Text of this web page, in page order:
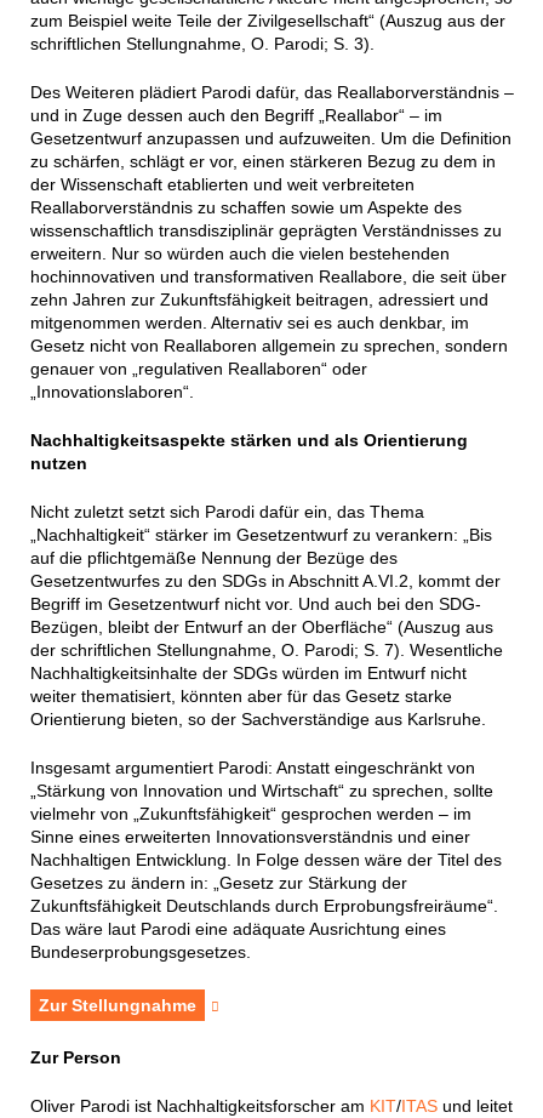
zum Beispiel weite Teile der Zivilgesellschaft“ (Auszug aus der
schriftlichen Stellungnahme, O. Parodi; S. 3).
Des Weiteren plädiert Parodi dafür, das Reallaborverständnis –
und in Zuge dessen auch den Begriff „Reallabor“ – im
Gesetzentwurf anzupassen und aufzuweiten. Um die Definition
zu schärfen, schlägt er vor, einen stärkeren Bezug zu dem in
der Wissenschaft etablierten und weit verbreiteten
Reallaborverständnis zu schaffen sowie um Aspekte des
wissenschaftlich transdisziplinär geprägten Verständnisses zu
erweitern. Nur so würden auch die vielen bestehenden
hochinnovativen und transformativen Reallabore, die seit über
zehn Jahren zur Zukunftsfähigkeit beitragen, adressiert und
mitgenommen werden. Alternativ sei es auch denkbar, im
Gesetz nicht von Reallaboren allgemein zu sprechen, sondern
genauer von „regulativen Reallaboren“ oder
„Innovationslaboren“.
Nachhaltigkeitsaspekte stärken und als Orientierung
nutzen
Nicht zuletzt setzt sich Parodi dafür ein, das Thema
„Nachhaltigkeit“ stärker im Gesetzentwurf zu verankern: „Bis
auf die pflichtgemäße Nennung der Bezüge des
Gesetzentwurfes zu den SDGs in Abschnitt A.VI.2, kommt der
Begriff im Gesetzentwurf nicht vor. Und auch bei den SDG-
Bezügen, bleibt der Entwurf an der Oberfläche“ (Auszug aus
der schriftlichen Stellungnahme, O. Parodi; S. 7). Wesentliche
Nachhaltigkeitsinhalte der SDGs würden im Entwurf nicht
weiter thematisiert, könnten aber für das Gesetz starke
Orientierung bieten, so der Sachverständige aus Karlsruhe.
Insgesamt argumentiert Parodi: Anstatt eingeschränkt von
„Stärkung von Innovation und Wirtschaft“ zu sprechen, sollte
vielmehr von „Zukunftsfähigkeit“ gesprochen werden – im
Sinne eines erweiterten Innovationsverständnis und einer
Nachhaltigen Entwicklung. In Folge dessen wäre der Titel des
Gesetzes zu ändern in: „Gesetz zur Stärkung der
Zukunftsfähigkeit Deutschlands durch Erprobungsfreiräume“.
Das wäre laut Parodi eine adäquate Ausrichtung eines
Bundeserprobungsgesetzes.
Zur Stellungnahme
Zur Person
Oliver Parodi ist Nachhaltigkeitsforscher am KIT/ITASund leitet